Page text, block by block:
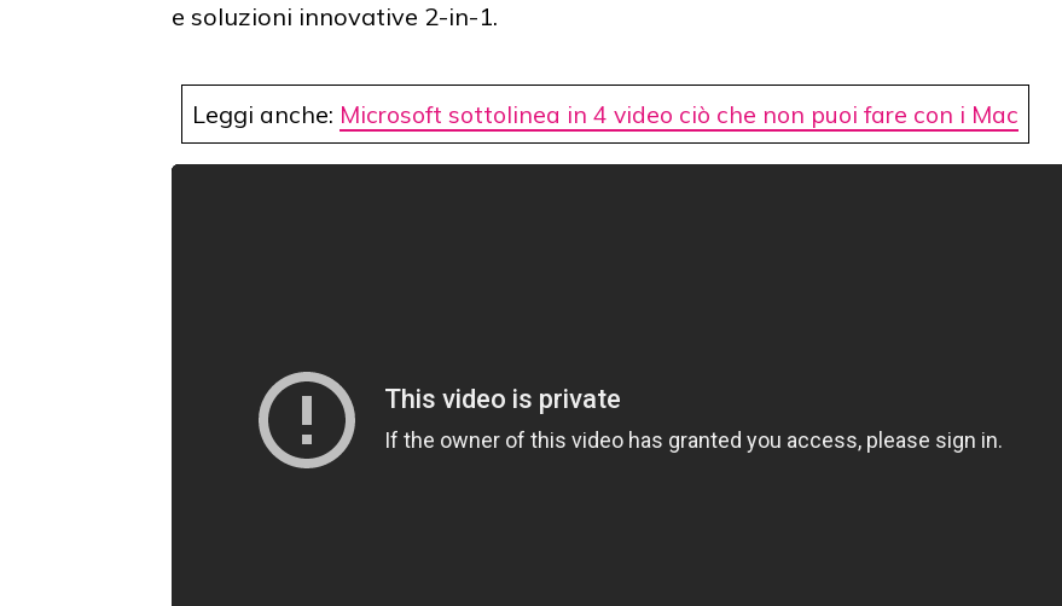
e soluzioni innovative 2-in-1.
Leggi anche: Microsoft sottolinea in 4 video ciò che non puoi fare con i Mac